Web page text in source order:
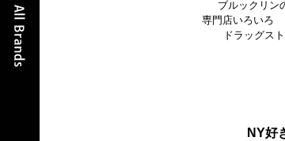
ブルックリ
専門店いろい
ドラッグス
NY好